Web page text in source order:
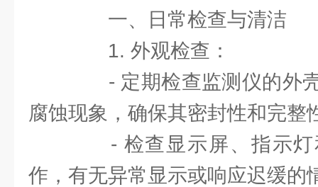
一、日常检查与清洁
1. 外观检查：
- 定期检查监测仪的外壳
腐蚀现象，确保其密封性和完整
- 检查显示屏、指示灯
作，有无异常显示或响应迟缓的